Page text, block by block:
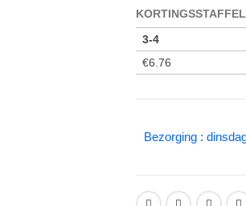
3-4
€6.76
Bezorging :